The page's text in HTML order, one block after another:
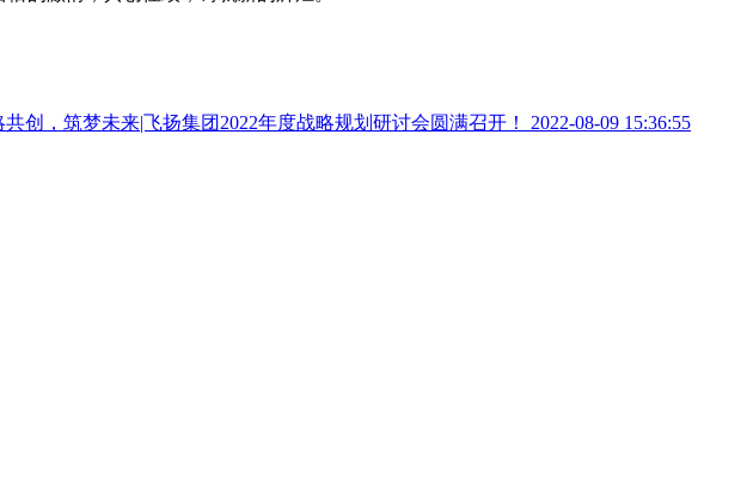
创，筑梦未来|飞扬集团2022年度战略规划研讨会圆满召开！ 2022-08-09 15:36:55